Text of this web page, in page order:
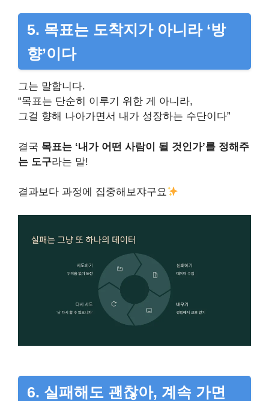
5. 목표는 도착지가 아니라 ‘방
향’이다
그는 말합니다.
“목표는 단순히 이루기 위한 게 아니라,
그걸 향해 나아가면서 내가 성장하는 수단이다”
결국 목표는 ‘내가 어떤 사람이 될 것인가’를 정해주
는 도구라는 말!
결과보다 과정에 집중해보쟈구요
6. 실패해도 괜찮아, 계속 가면